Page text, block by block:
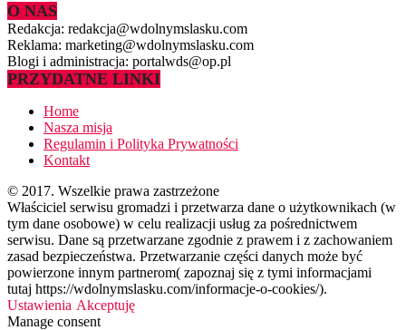
O NAS
Redakcja: redakcja@wdolnymslasku.com
Reklama: marketing@wdolnymslasku.com
Blogi i administracja: portalwds@op.pl
PRZYDATNE LINKI
Home
Nasza misja
Regulamin i Polityka Prywatności
Kontakt
© 2017. Wszelkie prawa zastrzeżone
Właściciel serwisu gromadzi i przetwarza dane o użytkownikach (w
tym dane osobowe) w celu realizacji usług za pośrednictwem
serwisu. Dane są przetwarzane zgodnie z prawem i z zachowaniem
zasad bezpieczeństwa. Przetwarzanie części danych może być
powierzone innym partnerom( zapoznaj się z tymi informacjami
tutaj https://wdolnymslasku.com/informacje-o-cookies/).
Ustawienia Akceptuję
Manage consent